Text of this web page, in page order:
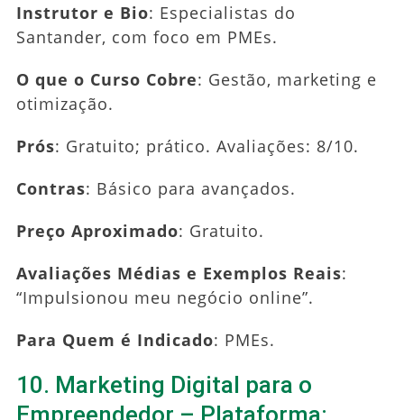
Instrutor e Bio: Especialistas do
Santander, com foco em PMEs.
O que o Curso Cobre: Gestão, marketing e
otimização.
Prós: Gratuito; prático. Avaliações: 8/10.
Contras: Básico para avançados.
Preço Aproximado: Gratuito.
Avaliações Médias e Exemplos Reais:
“Impulsionou meu negócio online”.
Para Quem é Indicado: PMEs.
10. Marketing Digital para o
Empreendedor – Plataforma: